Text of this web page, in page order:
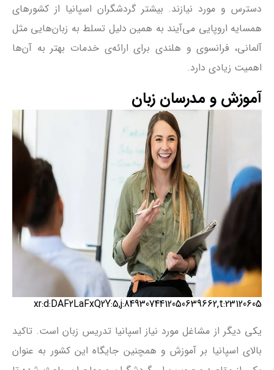
دسترس و مورد نیازند. بیشتر گردشگران اسپانیا از کشورهای
همسایه اروپایی می‌آیند به همین دلیل تسلط به زبان‌هایی مثل
آلمانی، فرانسوی و هلندی برای ارائه‌ی خدمات بهتر به آن‌ها
اهمیت زیادی دارد.
آموزش و مدرسان زبان
xr:d:DAF2LaFxQ2Y:5,j:8493074412050639662,t:23120605
یکی دیگر از مشاغل مورد نیاز اسپانیا تدریس زبان است. تاکید
بالای اسپانیا بر آموزش و همچنین جایگاه این کشور به عنوان